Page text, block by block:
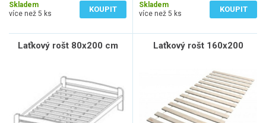
Skladem
více než 5 ks
KOUPIT
Skladem
více než 5 ks
KOUPIT
Laťkový rošt 80x200 cm Laťkový rošt 160x200